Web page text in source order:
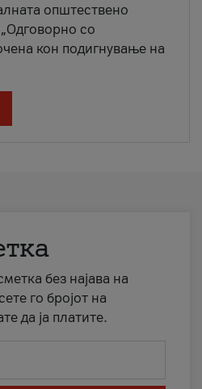
општествено
со
кон подигнување на
без најава на
го бројот на
да ја платите.